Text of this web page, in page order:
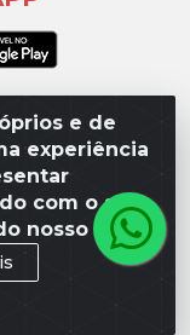
e de
experiência
com o seu
nosso site.
329 – Vila
- CEP 15077-
10